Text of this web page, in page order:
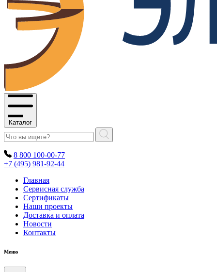
Каталог
8 800 100-00-77
+7 (495) 981-92-44
Главная
Сервисная служба
Сертификаты
Наши проекты
Доставка и оплата
Новости
Контакты
Меню